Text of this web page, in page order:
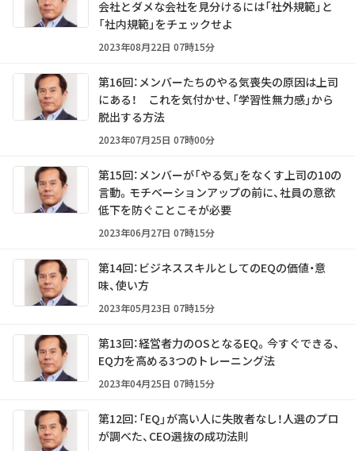
会社とダメな会社を見分けるには「社外規範」と
「社内規範」をチェックせよ
2023年08月22日 07時15分
第16回：メンバーたちのやる気喪失の原因は上司
にある！ これを気付かせ、「学習性無力感」から
脱出する方法
2023年07月25日 07時00分
第15回：メンバーが「やる気」をなくす上司の10の
言動。モチベーションアップの前に、社員の意欲
低下を防ぐことこそが必要
2023年06月27日 07時15分
第14回：ビジネススキルとしてのEQの価値・意
味、使い方
2023年05月23日 07時15分
第13回：経営者力のOSとなるEQ。今すぐできる、
EQ力を高める3つのトレーニング法
2023年04月25日 07時15分
第12回：「EQ」が高い人に失敗者なし！人選のプロ
が調べた、CEO選抜の成功法則